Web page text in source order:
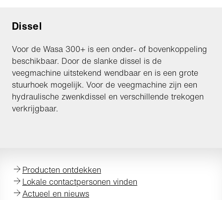
Dissel
Voor de Wasa 300+ is een onder- of bovenkoppeling
beschikbaar. Door de slanke dissel is de
veegmachine uitstekend wendbaar en is een grote
stuurhoek mogelijk. Voor de veegmachine zijn een
hydraulische zwenkdissel en verschillende trekogen
verkrijgbaar.
Producten ontdekken
Lokale contactpersonen vinden
Actueel en nieuws